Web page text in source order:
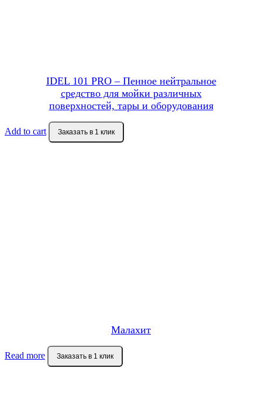
IDEL 101 PRO – Пенное нейтральное
средство для мойки различных
поверхностей, тары и оборудования
Add to cart Заказать в 1 клик
Малахит
Read more Заказать в 1 клик